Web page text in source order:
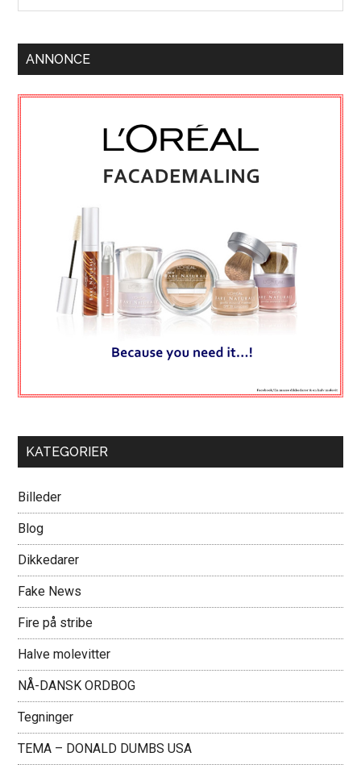
ANNONCE
KATEGORIER
Billeder
Blog
Dikkedarer
Fake News
Fire på stribe
Halve molevitter
NÅ-DANSK ORDBOG
Tegninger
TEMA – DONALD DUMBS USA